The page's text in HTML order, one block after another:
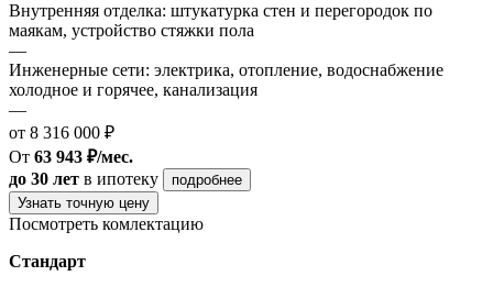
Внутренняя отделка: штукатурка стен и перегородок по
маякам, устройство стяжки пола
—
Инженерные сети: электрика, отопление, водоснабжение
холодное и горячее, канализация
—
от 8 316 000 ₽
От 63 943 ₽/мес.
до 30 лет в ипотеку
подробнее
Узнать точную цену
Посмотреть комлектацию
Стандарт